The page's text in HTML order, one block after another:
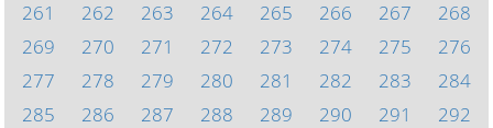
261
262 263 264 265 266 267
268
269
270 271 272 273 274 275
276
277
278 279 280 281 282 283
284
285
286 287 288 289 290 291
292